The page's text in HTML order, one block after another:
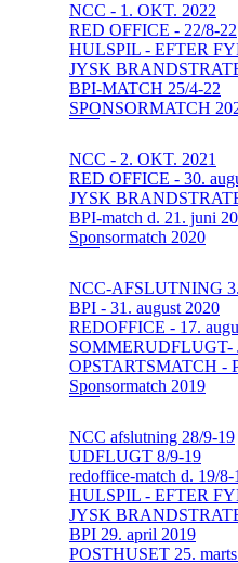
NCC - 1. OKT. 2022
RED OFFICE - 22/8-22
HULSPIL - EFTER
JYSK
BPI-MATCH 25/4-22
SPONSORMATCH
NCC - 2. OKT. 2021
RED OFFICE - 30.
JYSK
BPI-match d. 21. juni
Sponsormatch 2020
NCC-AFSLUTNING
BPI - 31. august 2020
REDOFFICE - 17.
SOMMERUDFLUGT-
OPSTARTSMATCH -
Sponsormatch 2019
NCC afslutning 28/9-19
UDFLUGT 8/9-19
redoffice-match d. 19/8-
HULSPIL - EFTER
JYSK
BPI 29. april 2019
POSTHUSET 25.